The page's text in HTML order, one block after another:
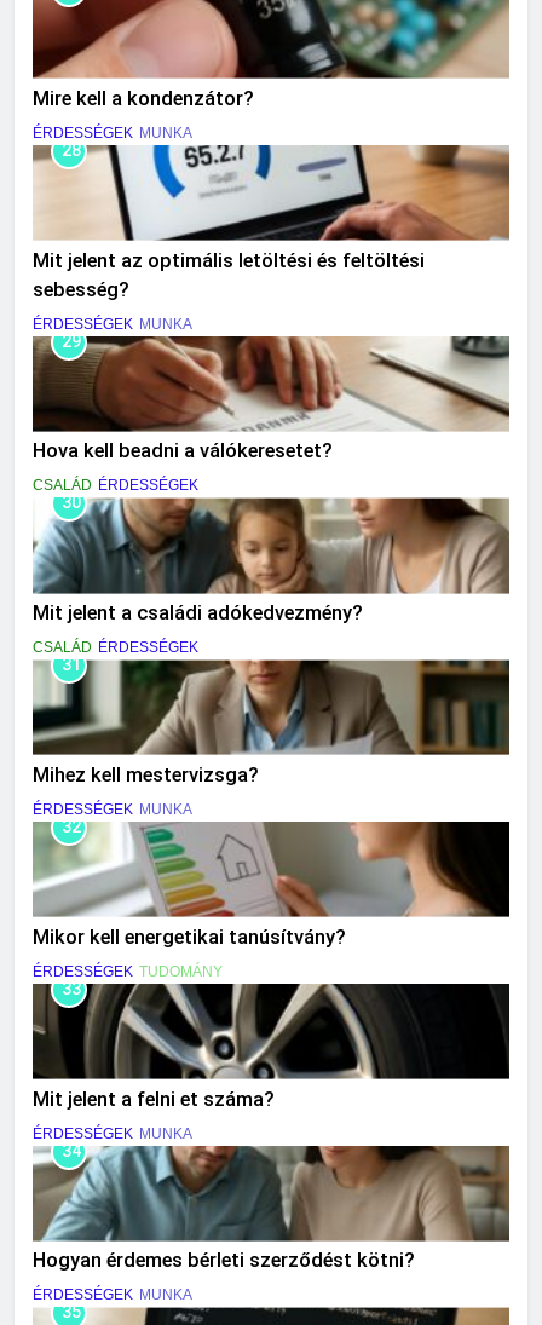
Mire kell a kondenzátor?
ÉRDESSÉGEK MUNKA
28
Mit jelent az optimális letöltési és feltöltési
sebesség?
ÉRDESSÉGEK MUNKA
29
Hova kell beadni a válókeresetet?
CSALÁD ÉRDESSÉGEK
30
Mit jelent a családi adókedvezmény?
CSALÁD ÉRDESSÉGEK
31
Mihez kell mestervizsga?
ÉRDESSÉGEK MUNKA
32
Mikor kell energetikai tanúsítvány?
ÉRDESSÉGEK TUDOMÁNY
33
Mit jelent a felni et száma?
ÉRDESSÉGEK MUNKA
34
Hogyan érdemes bérleti szerződést kötni?
ÉRDESSÉGEK MUNKA
35